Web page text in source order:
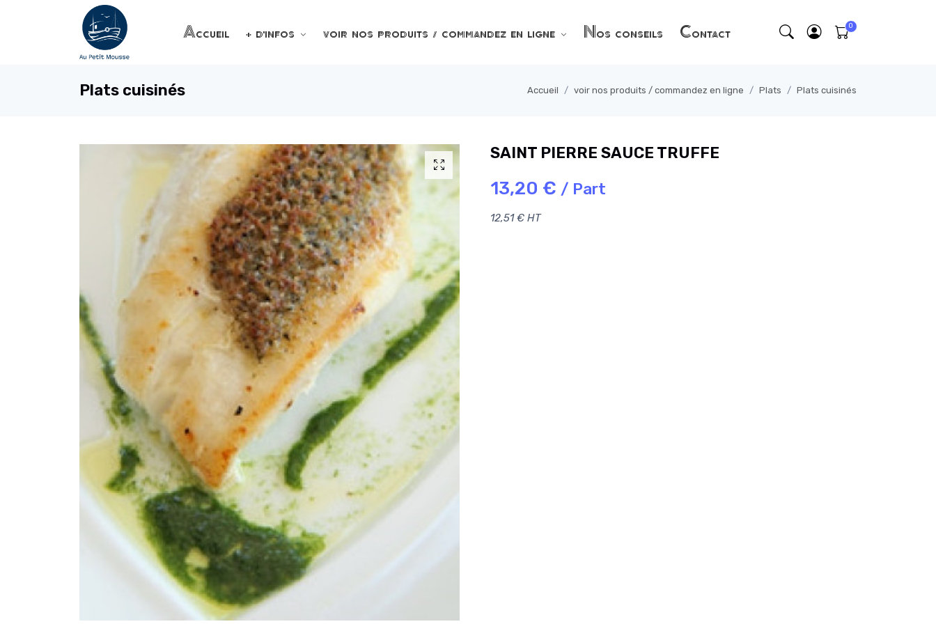
Accueil + d'infos voir nos produits / commandez en ligne Nos conseils Contact
Plats cuisinés Accueil voir nos produits / commandez en ligne Plats Plats cuisinés
SAINT PIERRE SAUCE TRUFFE
13,20 € / Part
12,51 € HT